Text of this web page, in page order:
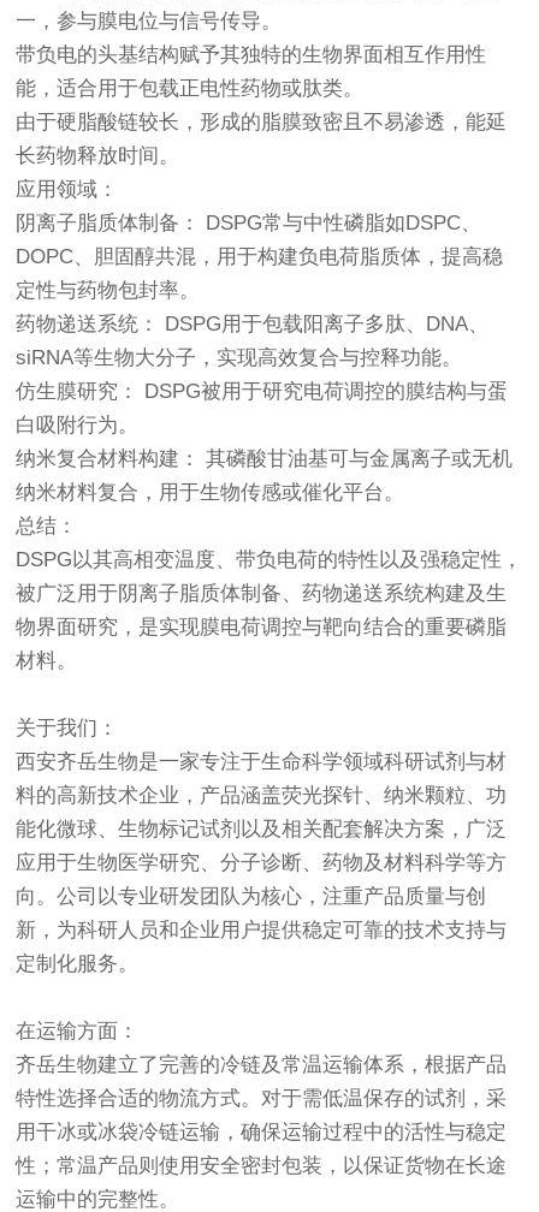
一，参与膜电位与信号传导。
带负电的头基结构赋予其独特的生物界面相互作用性
能，适合用于包载正电性药物或肽类。
由于硬脂酸链较长，形成的脂膜致密且不易渗透，能延
长药物释放时间。
应用领域：
阴离子脂质体制备： DSPG常与中性磷脂如DSPC、
DOPC、胆固醇共混，用于构建负电荷脂质体，提高稳
定性与药物包封率。
药物递送系统： DSPG用于包载阳离子多肽、DNA、
siRNA等生物大分子，实现高效复合与控释功能。
仿生膜研究： DSPG被用于研究电荷调控的膜结构与蛋
白吸附行为。
纳米复合材料构建： 其磷酸甘油基可与金属离子或无机
纳米材料复合，用于生物传感或催化平台。
总结：
DSPG以其高相变温度、带负电荷的特性以及强稳定性，
被广泛用于阴离子脂质体制备、药物递送系统构建及生
物界面研究，是实现膜电荷调控与靶向结合的重要磷脂
材料。
关于我们：
西安齐岳生物是一家专注于生命科学领域科研试剂与材
料的高新技术企业，产品涵盖荧光探针、纳米颗粒、功
能化微球、生物标记试剂以及相关配套解决方案，广泛
应用于生物医学研究、分子诊断、药物及材料科学等方
向。公司以专业研发团队为核心，注重产品质量与创
新，为科研人员和企业用户提供稳定可靠的技术支持与
定制化服务。
在运输方面：
齐岳生物建立了完善的冷链及常温运输体系，根据产品
特性选择合适的物流方式。对于需低温保存的试剂，采
用干冰或冰袋冷链运输，确保运输过程中的活性与稳定
性；常温产品则使用安全密封包装，以保证货物在长途
运输中的完整性。